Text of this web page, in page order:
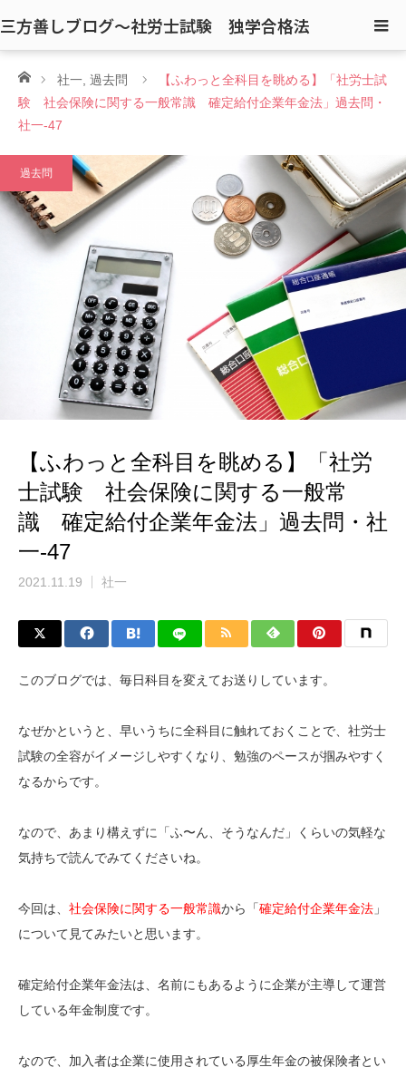
三方善しブログ〜社労士試験 独学合格法
ホーム社一 過去問
【ふわっと全科目を眺める】「社労士試
験 社会保険に関する一般常識 確定給付企業年金法」過去問・
社一-47
過去問
【ふわっと全科目を眺める】「社労
士試験 社会保険に関する一般常
識 確定給付企業年金法」過去問・社
一-47
2021.11.19 社一
このブログでは、毎日科目を変えてお送りしています。
なぜかというと、早いうちに全科目に触れておくことで、社労士
試験の全容がイメージしやすくなり、勉強のペースが掴みやすく
なるからです。
なので、あまり構えずに「ふ〜ん、そうなんだ」くらいの気軽な
気持ちで読んでみてくださいね。
今回は、 社会保険に関する一般常識から「確定給付企業年金法 」
について見てみたいと思います。
確定給付企業年金法は、名前にもあるように企業が主導して運営
している年金制度です。
なので、加入者は企業に使用されている厚生年金の被保険者とい